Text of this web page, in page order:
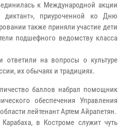
к Международной акции
диктант», приуроченной ко Дню
также приняли участие дети
подшефного ведомству класса
ответили на вопросы о культуре
их обычаях и традициях.
баллов набрал помощник
обеспечения Управления
лейтенант Артем Айрапетян.
в Костроме служит чуть